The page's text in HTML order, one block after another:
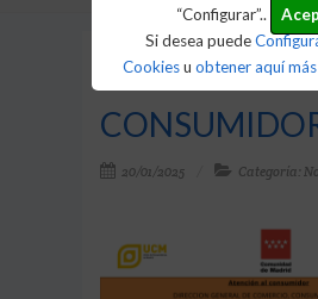
“Configurar”..
Si desea puede
Cookiesuobtener aquí
ATENCIÓN AL
20/01/2025 Categoría: